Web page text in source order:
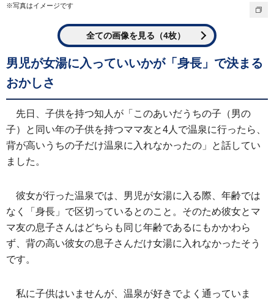
※写真はイメージです
全ての画像を見る（4枚）
男児が女湯に入っていいかが「身長」で決まる
おかしさ
先日、子供を持つ知人が「このあいだうちの子（男の
子）と同い年の子供を持つママ友と4人で温泉に行ったら、
背が高いうちの子だけ温泉に入れなかったの」と話してい
ました。
彼女が行った温泉では、男児が女湯に入る際、年齢では
なく「身長」で区切っているとのこと。そのため彼女とマ
マ友の息子さんはどちらも同じ年齢であるにもかかわら
ず、背の高い彼女の息子さんだけ女湯に入れなかったそう
です。
私に子供はいませんが、温泉が好きでよく通っていま